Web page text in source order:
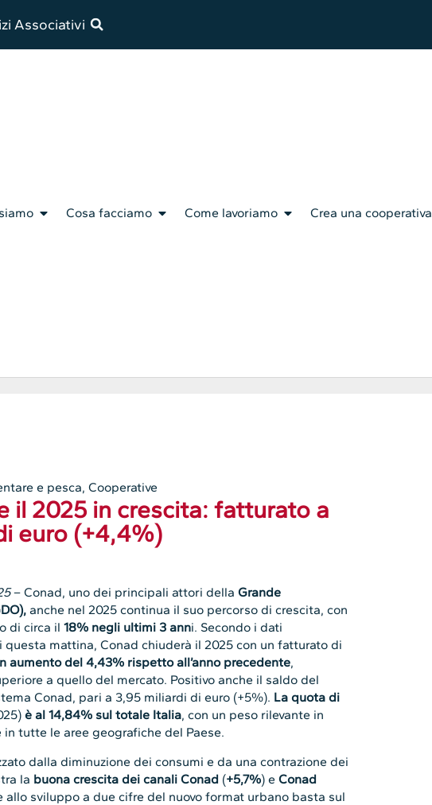
Associativi
Cosa facciamo Come lavoriamo Crea una cooperativa
e pesca,Cooperative
il 2025 in crescita: fatturato a
euro (+4,4%)
– Conad, uno dei principali attori della Grande
anche nel 2025 continua il suo percorso di crescita, con
di circa il 18% negli ultimi 3 anni. Secondo i dati
mattina, Conad chiuderà il 2025 con un fatturato di
aumento del 4,43% rispetto all’anno precedente,
a quello del mercato. Positivo anche il saldo del
Conad, pari a 3,95 miliardi di euro (+5%). La quota di
è al 14,84% sul totale Italia, con un peso rilevante in
tutte le aree geografiche del Paese.
dalla diminuzione dei consumi e da una contrazione dei
la buona crescita dei canali Conad (+5,7%) e Conad
allo sviluppo a due cifre del nuovo format urbano basta sul